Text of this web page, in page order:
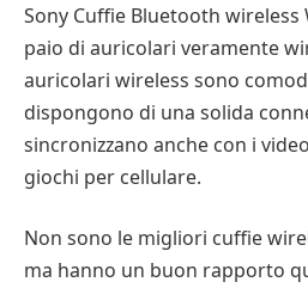
Sony Cuffie Bluetooth wireless
paio di auricolari veramente
auricolari wireless sono
dispongono di una solida
sincronizzano anche con i
giochi per cellulare.
Non sono le migliori cuffie
ma hanno un buon rapporto